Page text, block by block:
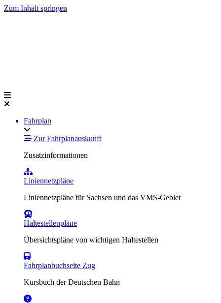
Zum Inhalt springen
Fahrplan
Zur Fahrplanauskunft
Zusatzinformationen
Liniennetzpläne
Liniennetzpläne für Sachsen und das VMS-Gebiet
Haltestellenpläne
Übersichtspläne von wichtigen Haltestellen
Fahrplanbuchseite Zug
Kursbuch der Deutschen Bahn